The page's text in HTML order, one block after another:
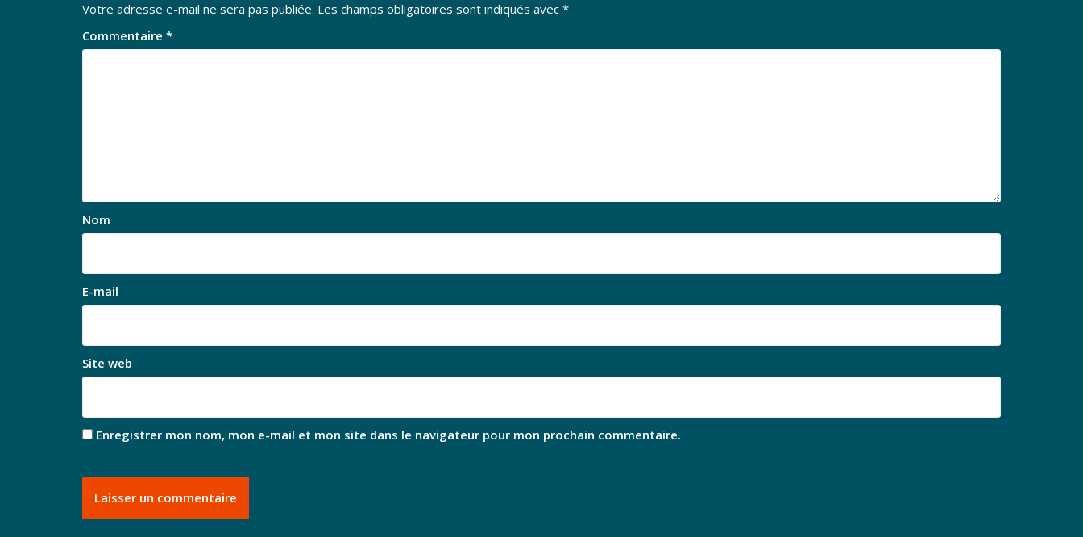
Votre adresse e-mail ne sera pas publiée. Les champs obligatoires sont indiqués avec *
Commentaire *
Nom
E-mail
Site web
Enregistrer mon nom, mon e-mail et mon site dans le navigateur pour mon prochain commentaire.